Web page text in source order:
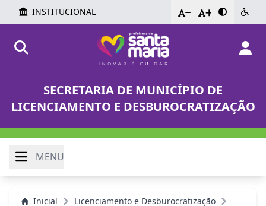
INSTITUCIONAL - +
SECRETARIA DE MUNICÍPIO DE
LICENCIAMENTO E DESBUROCRATIZAÇÃO
MENU
Inicial
Licenciamento e Desburocratização